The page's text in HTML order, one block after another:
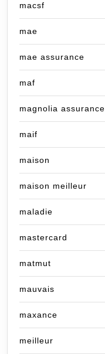
macsf
mae
mae assurance
maf
magnolia assurance
maif
maison
maison meilleur
maladie
mastercard
matmut
mauvais
maxance
meilleur